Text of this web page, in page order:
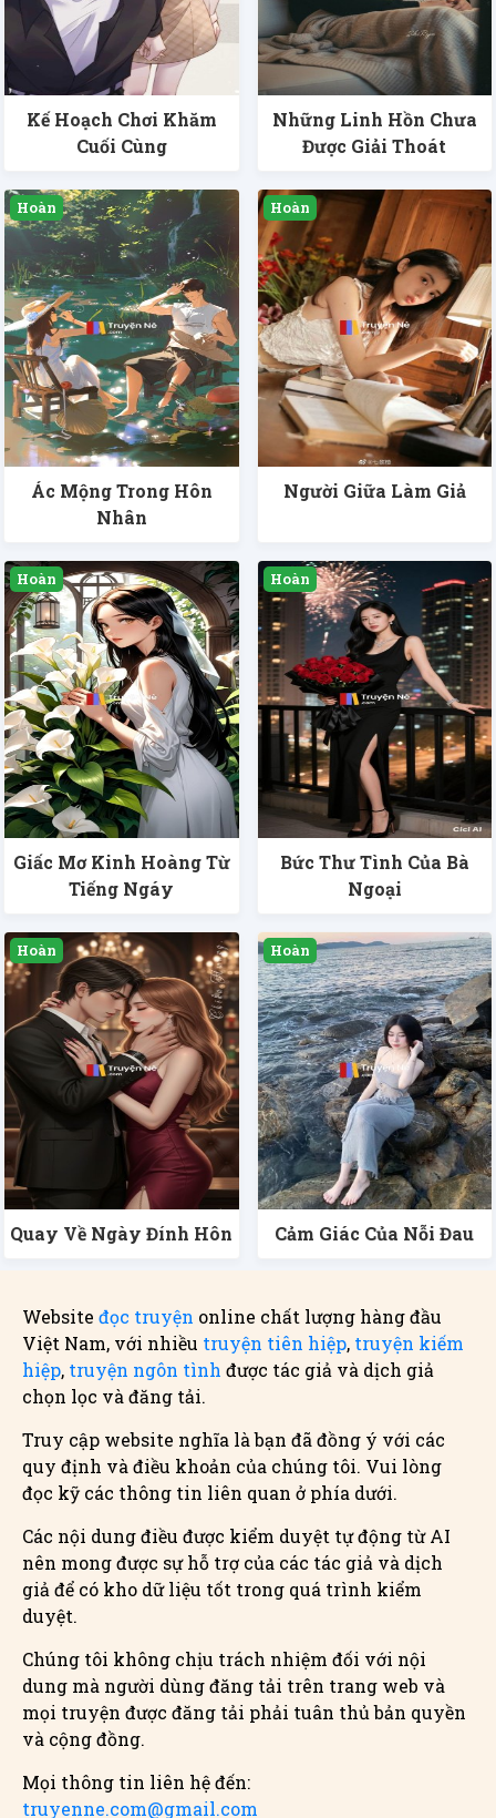
Kế Hoạch Chơi Khăm
Cuối Cùng
Những Linh Hồn Chưa
Được Giải Thoát
Ác Mộng Trong Hôn
Nhân
Người Giữa Làm Giả
Giấc Mơ Kinh Hoàng Từ
Tiếng Ngáy
Bức Thư Tình Của Bà
Ngoại
Quay Về Ngày Đính Hôn Cảm Giác Của Nỗi Đau
Website đọc truyện online chất lượng hàng đầu
Việt Nam, với nhiều truyện tiên hiệp, truyện kiếm
hiệp, truyện ngôn tình được tác giả và dịch giả
chọn lọc và đăng tải.
Truy cập website nghĩa là bạn đã đồng ý với các
quy định và điều khoản của chúng tôi. Vui lòng
đọc kỹ các thông tin liên quan ở phía dưới.
Các nội dung điều được kiểm duyệt tự động từ AI
nên mong được sự hỗ trợ của các tác giả và dịch
giả để có kho dữ liệu tốt trong quá trình kiểm
duyệt.
Chúng tôi không chịu trách nhiệm đối với nội
dung mà người dùng đăng tải trên trang web và
mọi truyện được đăng tải phải tuân thủ bản quyền
và cộng đồng.
Mọi thông tin liên hệ đến:
truyenne.com@gmail.com